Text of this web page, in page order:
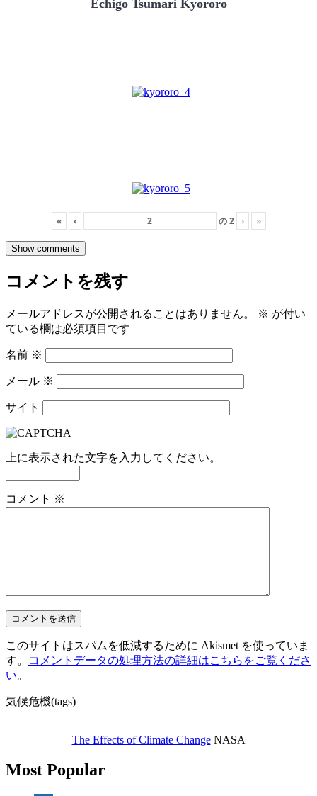
Echigo Tsumari Kyororo
« ‹ の2 › »
Show comments
コメントを残す
メールアドレスが公開されることはありません。 ※ が付い
ている欄は必須項目です
名前 ※
メール ※
サイト
上に表示された文字を入力してください。
コメント ※
このサイトはスパムを低減するために Akismet を使っていま
す。
コメントデータの処理方法の詳細はこちらをご覧くださ
い。
気候危機(tags)
The Effects of Climate ChangeNASA
Most Popular